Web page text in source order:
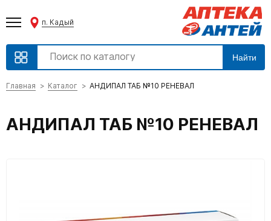
п. Кадый
Найти
Главная Каталог АНДИПАЛ ТАБ №10 РЕНЕВАЛ
АНДИПАЛ ТАБ №10 РЕНЕВАЛ